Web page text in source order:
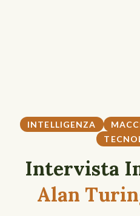
INTELLIGENZA
Intervista
Alan